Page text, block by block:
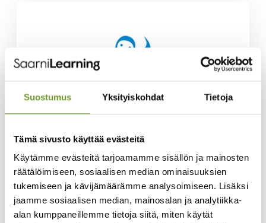
Suostumus Yksityiskohdat Tietoja
Tämä sivusto käyttää evästeitä
Käytämme evästeitä tarjoamamme sisällön ja mainosten
räätälöimiseen, sosiaalisen median ominaisuuksien
tukemiseen ja kävijämäärämme analysoimiseen. Lisäksi
jaamme sosiaalisen median, mainosalan ja analytiikka-
alan kumppaneillemme tietoja siitä, miten käytät
the case of the Diving
Association
Mika Rautiainen, Head of Training at the Diving
Association, believes that Priima is a functional
and practical solution for the content provider,